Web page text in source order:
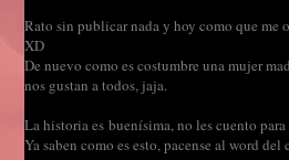
Rato sin publicar nada y hoy como que me
XD
De nuevo como es costumbre una mujer
nos gustan a todos, jaja.
La historia es buenísima, no les cuento
Ya saben como es esto, pacense al word